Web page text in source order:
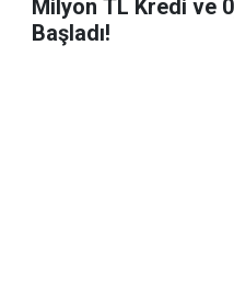
Milyon TL Kredi ve
Başladı!